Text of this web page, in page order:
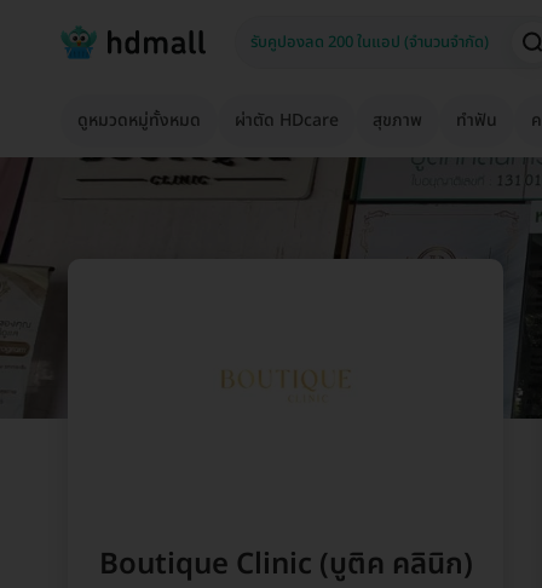
ดูหมวดหมู่ทั้งหมด ผ่าตัด HDcare สุขภาพ ทำฟัน
Boutique Clinic (บูติค คลินิก)